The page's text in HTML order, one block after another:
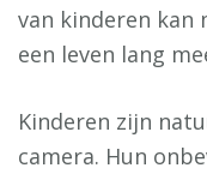
van kinderen kan
een leven lang
Kinderen zijn
camera. Hun